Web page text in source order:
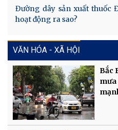
Đường dây sản xuất thuốc
hoạt động ra sao?
VĂN HÓA - XÃ HỘI
Bắc